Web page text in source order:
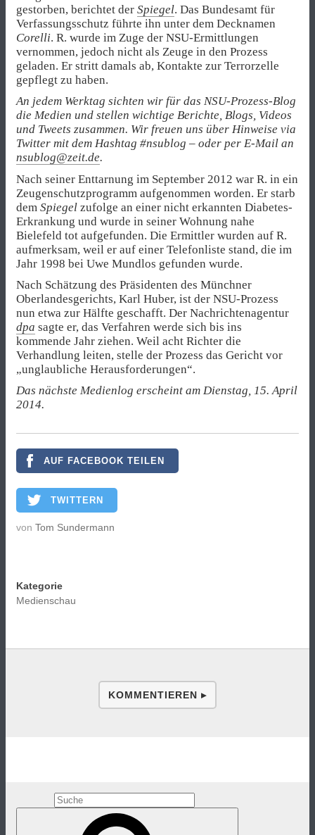
gestorben, berichtet der Spiegel. Das Bundesamt für
Verfassungsschutz führte ihn unter dem Decknamen
Corelli. R. wurde im Zuge der NSU-Ermittlungen
vernommen, jedoch nicht als Zeuge in den Prozess
geladen. Er stritt damals ab, Kontakte zur Terrorzelle
gepflegt zu haben.
An jedem Werktag sichten wir für das NSU-Prozess-Blog
die Medien und stellen wichtige Berichte, Blogs, Videos
und Tweets zusammen. Wir freuen uns über Hinweise via
Twitter mit dem Hashtag #nsublog – oder per E-Mail an
nsublog@zeit.de.
Nach seiner Enttarnung im September 2012 war R. in ein
Zeugenschutzprogramm aufgenommen worden. Er starb
dem Spiegel zufolge an einer nicht erkannten Diabetes-
Erkrankung und wurde in seiner Wohnung nahe
Bielefeld tot aufgefunden. Die Ermittler wurden auf R.
aufmerksam, weil er auf einer Telefonliste stand, die im
Jahr 1998 bei Uwe Mundlos gefunden wurde.
Nach Schätzung des Präsidenten des Münchner
Oberlandesgerichts, Karl Huber, ist der NSU-Prozess
nun etwa zur Hälfte geschafft. Der Nachrichtenagentur
dpa sagte er, das Verfahren werde sich bis ins
kommende Jahr ziehen. Weil acht Richter die
Verhandlung leiten, stelle der Prozess das Gericht vor
„unglaubliche Herausforderungen“.
Das nächste Medienlog erscheint am Dienstag, 15. April
2014.
AUF FACEBOOK TEILEN
TWITTERN
von Tom Sundermann
Kategorie
Medienschau
KOMMENTIEREN ▸